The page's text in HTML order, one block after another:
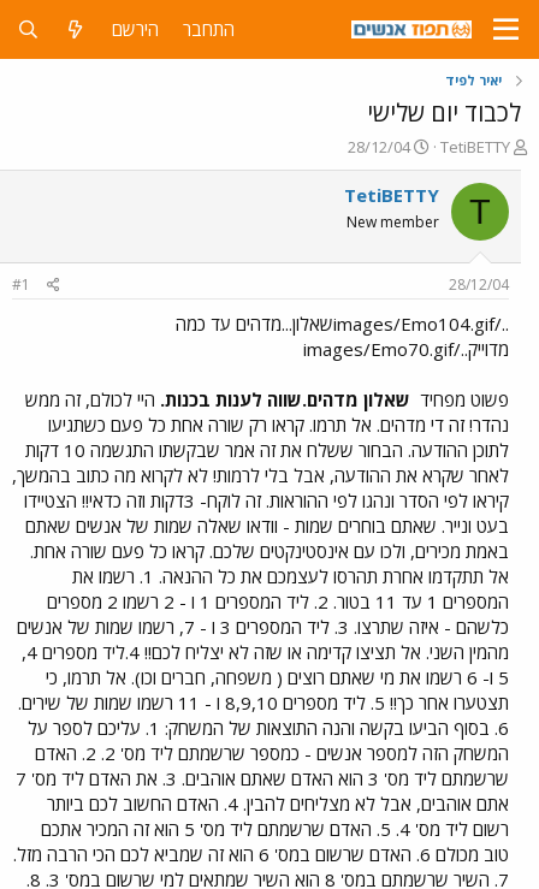
התחבר הירשם
יאיר לפיד
לכבוד יום שלישי
פ
ו
ת
ח
ה
ש
TetiBETTY
פ
ו
ר
ם
ר
י
ך
28/12/04
T
TetiBETTY
New member
28/12/04
#1
../images/Emo104.gifשאלון...מדהים עד כמה
מדוייק../images/Emo70.gif
פשוט מפחיד שאלון מדהים.שווה לענות בכנות. היי לכולם, זה ממש
נהדר! זה די מדהים. אל תרמו. קראו רק שורה אחת כל פעם כשתגיעו
לתוכן ההודעה. הבחור ששלח את זה אמר שבקשתו התגשמה 10 דקות
לאחר שקרא את ההודעה, אבל בלי לרמות! לא לקרוא מה כתוב בהמשך,
קיראו לפי הסדר ונהגו לפי ההוראות. זה לוקח- 3דקות וזה כדאי!! הצטיידו
בעט ונייר. שאתם בוחרים שמות - וודאו שאלה שמות של אנשים שאתם
באמת מכירים, ולכו עם אינסטינקטים שלכם. קראו כל פעם שורה אחת.
אל תתקדמו אחרת תהרסו לעצמכם את כל ההנאה. 1. רשמו את
המספרים 1 עד 11 בטור. 2. ליד המספרים 1 ו - 2 רשמו 2 מספרים
כלשהם - איזה שתרצו. 3. ליד המספרים 3 ו - 7, רשמו שמות של אנשים
מהמין השני. אל תציצו קדימה או שזה לא יצליח לכם!! 4.ליד מספרים 4,
5 ו- 6 רשמו את מי שאתם רוצים ( משפחה, חברים וכו). אל תרמו, כי
תצטערו אחר כך!! 5. ליד מספרים 8,9,10 ו - 11 רשמו שמות של שירים.
6. בסוף הביעו בקשה והנה התוצאות של המשחק: 1. עליכם לספר על
המשחק הזה למספר אנשים - כמספר שרשמתם ליד מס' 2. 2. האדם
שרשמתם ליד מס' 3 הוא האדם שאתם אוהבים. 3. את האדם ליד מס' 7
אתם אוהבים, אבל לא מצליחים להבין. 4. האדם החשוב לכם ביותר
רשום ליד מס' 4. 5. האדם שרשמתם ליד מס' 5 הוא זה המכיר אתכם
טוב מכולם 6. האדם שרשום במס' 6 הוא זה שמביא לכם הכי הרבה מזל.
7. השיר שרשמתם במס' 8 הוא השיר שמתאים למי שרשום במס' 3. 8.